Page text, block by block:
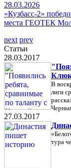
28.03.2026
«Кузбасс-2»
места ГЕОТЕК
next prev
Статьи
28.03.2017
В
лиги
27.03.2017
тура